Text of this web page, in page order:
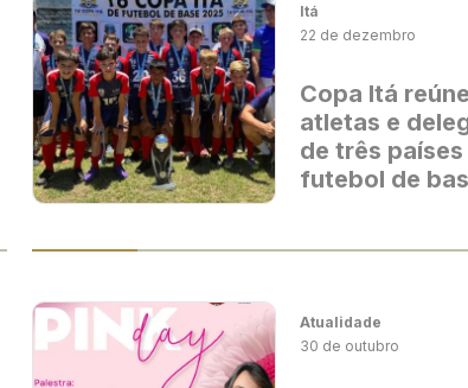
Itá
22 de dezembro
Copa Itá
atletas e
de três países
futebol de
Atualidade
30 de outubro